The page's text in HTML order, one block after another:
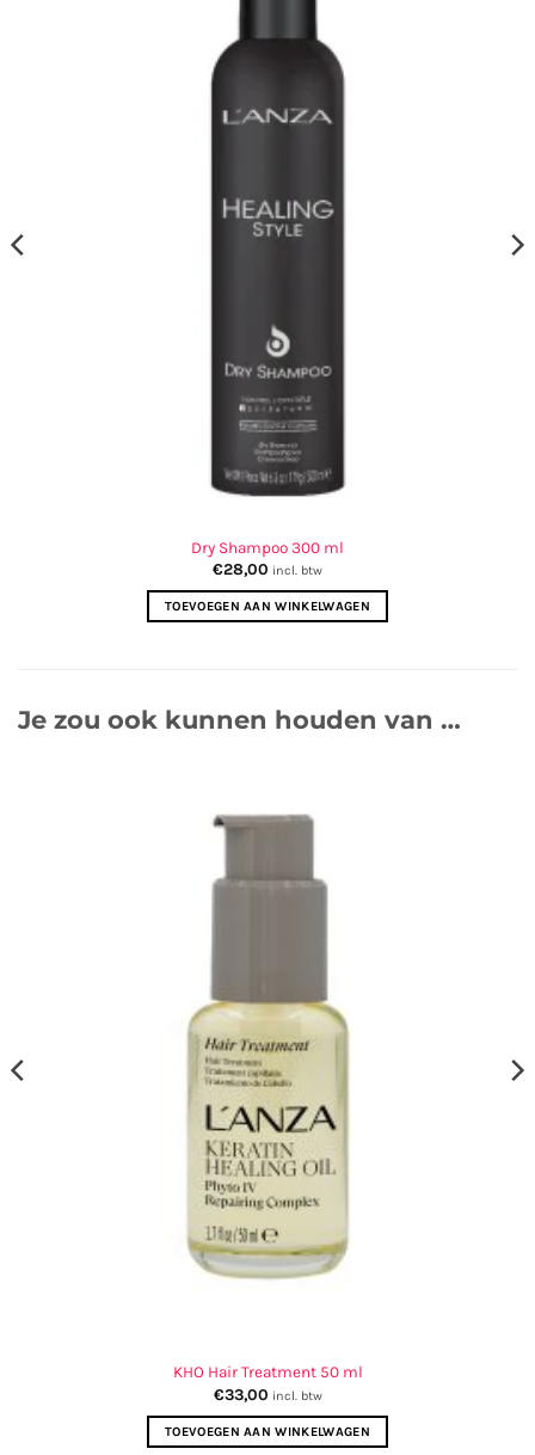
Dry Shampoo 300 ml
€28,00 incl. btw
TOEVOEGEN AAN WINKELWAGEN
Je zou ook kunnen houden van …
KHO Hair Treatment 50 ml
€33,00 incl. btw
TOEVOEGEN AAN WINKELWAGEN